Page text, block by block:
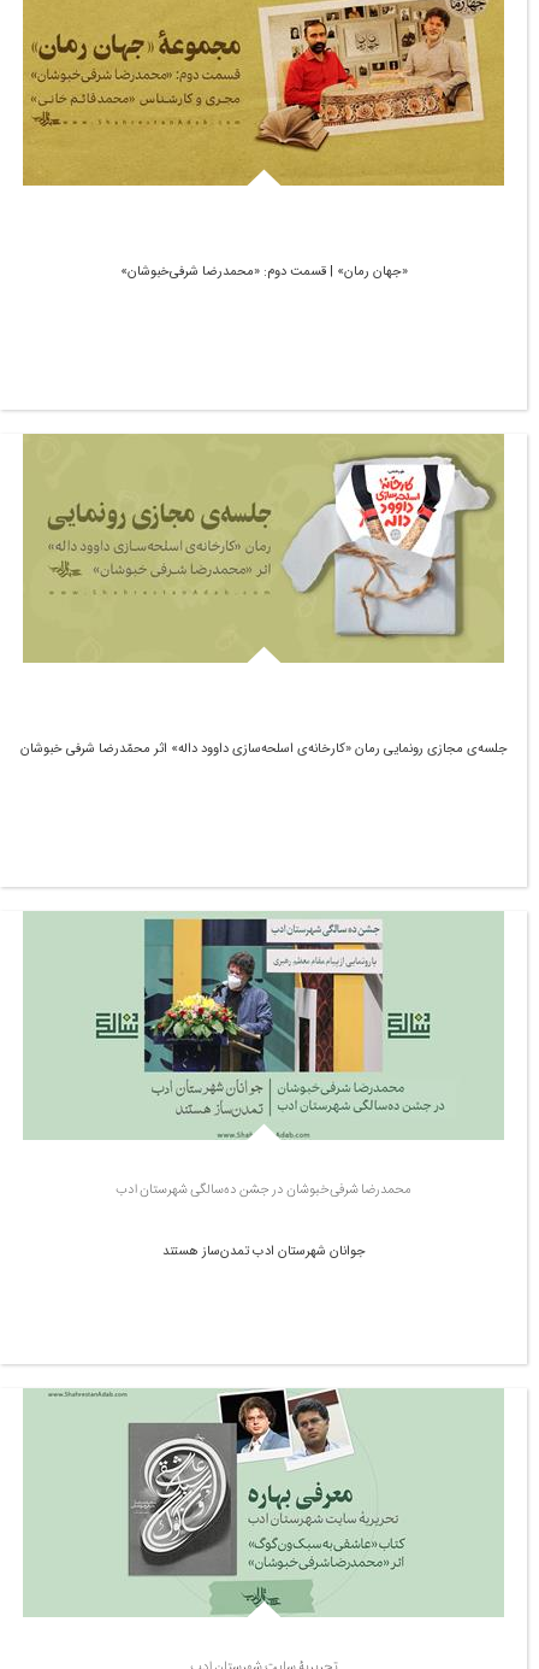
«جهان رمان» | قسمت دوم: «محمدرضا شرفی‌خبوشان»
جلسه‌ی مجازی رونمایی رمان «کارخانه‌ی اسلحه‌سازی داوود داله» اثر محمّدرضا شرفی خبوشان
محمدرضا شرفی‌خبوشان در جشن ده‌سالگی شهرستان ادب
جوانان شهرستان ادب تمدن‌ساز هستند